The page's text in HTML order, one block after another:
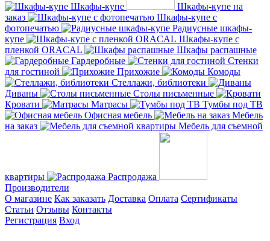
Шкафы-купе
Шкафы-купе на
заказ
Шкафы-купе с
фотопечатью
Радиусные шкафы-
купе
Шкафы-купе с
пленкой ORACAL
Шкафы распашные
Гардеробные
Стенки
для гостиной
Прихожие
Комоды
Стеллажи, библиотеки
Диваны
Столы письменные
Кровати
Матрасы
Тумбы под ТВ
Офисная мебель
Мебель
на заказ
Мебель для съемной
квартиры
Распродажа
Производители
О магазине Как заказать Доставка Оплата Сертификаты
Статьи Отзывы Контакты
Регистрация Вход